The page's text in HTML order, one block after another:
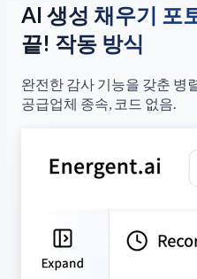
AI 생성 채우기 포
끝! 작동 방식
완전한 감사 기능을 갖춘 병
공급업체 종속, 코드 없음.